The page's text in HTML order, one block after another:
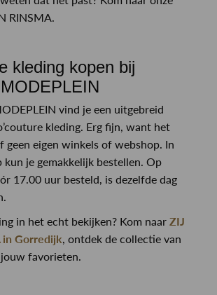
RINSMA.
kleding kopen bij
vind je een uitgebreid
kleding. Erg fijn, want het
geen eigen winkels of webshop. In
kun je gemakkelijk bestellen. Op
17.00 uur besteld, is dezelfde dag
in het echt bekijken? Kom naar ZIJ
in Gorredijk , ontdek de collectie van
favorieten.